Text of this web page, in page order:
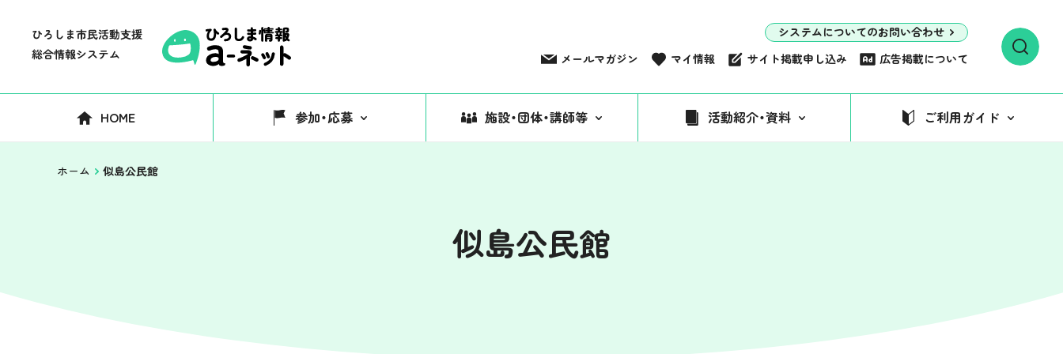
システムについてのお問い合わせ
メールマガジン マイ情報 サイト掲載申し込み 広告掲載について
HOME 参加・応募 施設・団体・講師等 活動紹介・資料 ご利用ガイド
ホーム 似島公民館
似島公民館